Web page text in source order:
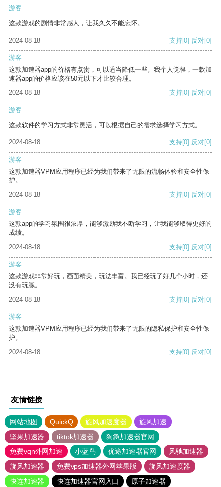
游客
这款游戏的剧情非常感人，让我久久不能忘怀。
2024-08-18 支持[0] 反对[0]
游客
这款加速器app的价格有点贵，可以适当降低一些。我个人觉得，一款加
速器app的价格应该在50元以下才比较合理。
2024-08-18
支持[0] 反对[0]
游客
这款软件的学习方式非常灵活，可以根据自己的需求选择学习方式。
2024-08-18 支持[0] 反对[0]
游客
这款加速器VPM应用程序已经为我们带来了无限的流畅体验和安全性保
护。
2024-08-18
支持[0] 反对[0]
游客
这款app的学习氛围很浓厚，能够激励我不断学习，让我能够取得更好的
成绩。
2024-08-18
支持[0] 反对[0]
游客
这款游戏非常好玩，画面精美，玩法丰富。我已经玩了好几个小时，还
没有玩腻。
2024-08-18
支持[0] 反对[0]
游客
这款加速器VPM应用程序已经为我们带来了无限的隐私保护和安全性保
护。
2024-08-18
支持[0] 反对[0]
友情链接
网站地图 QuickQ 旋风加速度器
旋风加速
坚果加速器
tiktok加速器
狗急加速器官网
免费vqn外网加速
小蓝鸟 优途加速器官网
风驰加速器
旋风加速器
免费vps加速器外网苹果版
旋风加速度器
快连加速器
快连加速器官网入口 原子加速器